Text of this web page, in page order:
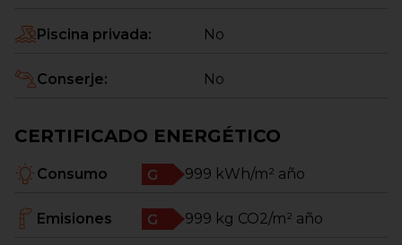
Piscina privada: No
Conserje: No
CERTIFICADO ENERGÉTICO
Consumo 999 kWh/m² año
Emisiones 999 kg CO2/m² año